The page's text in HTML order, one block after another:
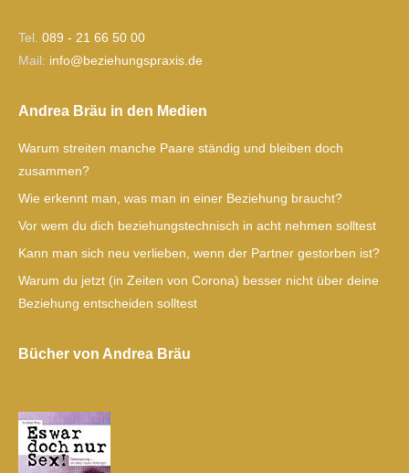
Tel. 089 - 21 66 50 00
Mail:
ed.si
xarps
gnuhe
izeb@
ofni
Andrea Bräu in den Medien
Warum streiten manche Paare ständig und bleiben doch
zusammen?
Wie erkennt man, was man in einer Beziehung braucht?
Vor wem du dich beziehungstechnisch in acht nehmen solltest
Kann man sich neu verlieben, wenn der Partner gestorben ist?
Warum du jetzt (in Zeiten von Corona) besser nicht über deine
Beziehung entscheiden solltest
Bücher von Andrea Bräu